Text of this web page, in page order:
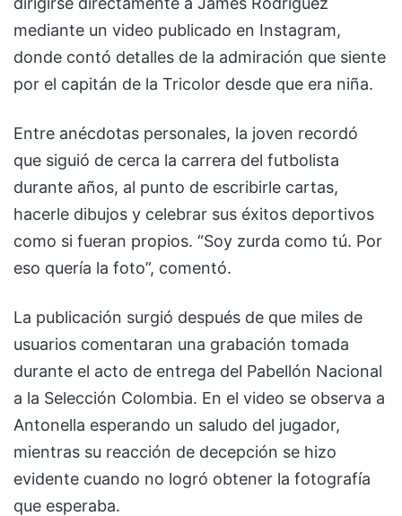
mediante un video publicado en Instagram,
donde contó detalles de la admiración que siente
por el capitán de la Tricolor desde que era niña.
Entre anécdotas personales, la joven recordó
que siguió de cerca la carrera del futbolista
durante años, al punto de escribirle cartas,
hacerle dibujos y celebrar sus éxitos deportivos
como si fueran propios. “Soy zurda como tú. Por
eso quería la foto”, comentó.
La publicación surgió después de que miles de
usuarios comentaran una grabación tomada
durante el acto de entrega del Pabellón Nacional
a la Selección Colombia. En el video se observa a
Antonella esperando un saludo del jugador,
mientras su reacción de decepción se hizo
evidente cuando no logró obtener la fotografía
que esperaba.